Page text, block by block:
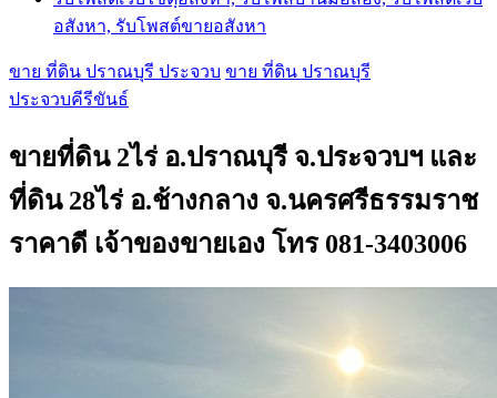
อสังหา, รับโพสต์ขายอสังหา
ขาย ที่ดิน ปราณบุรี ประจวบ ขาย ที่ดิน ปราณบุรี
ประจวบคีรีขันธ์
ขายที่ดิน 2ไร่ อ.ปราณบุรี จ.ประจวบฯ และ
ที่ดิน 28ไร่ อ.ช้างกลาง จ.นครศรีธรรมราช
ราคาดี เจ้าของขายเอง โทร 081-3403006